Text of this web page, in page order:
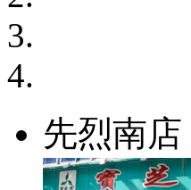
先烈南店